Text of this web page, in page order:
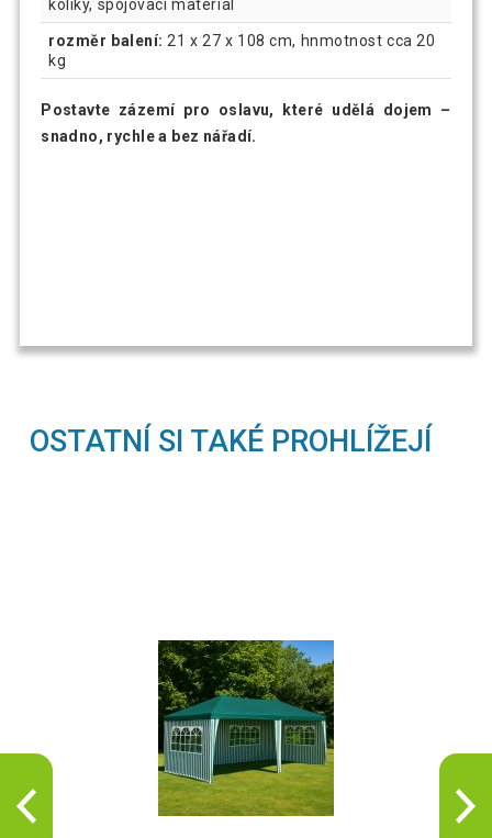
kolíky, spojovací materiál
rozměr balení: 21 x 27 x 108 cm, hnmotnost cca 20
kg
Postavte zázemí pro oslavu, které udělá dojem –
snadno, rychle a bez nářadí.
OSTATNÍ SI TAKÉ PROHLÍŽEJÍ